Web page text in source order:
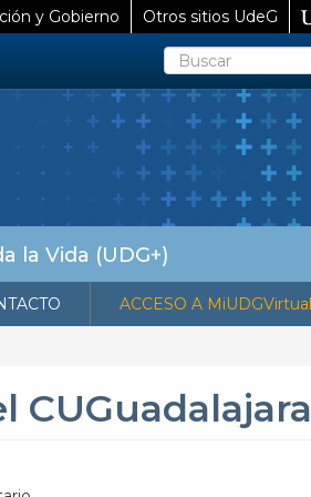
y Gobierno
Otros sitios UdeG
Buscar
la Vida (UDG+)
ACCESO A MiUDGVirtual